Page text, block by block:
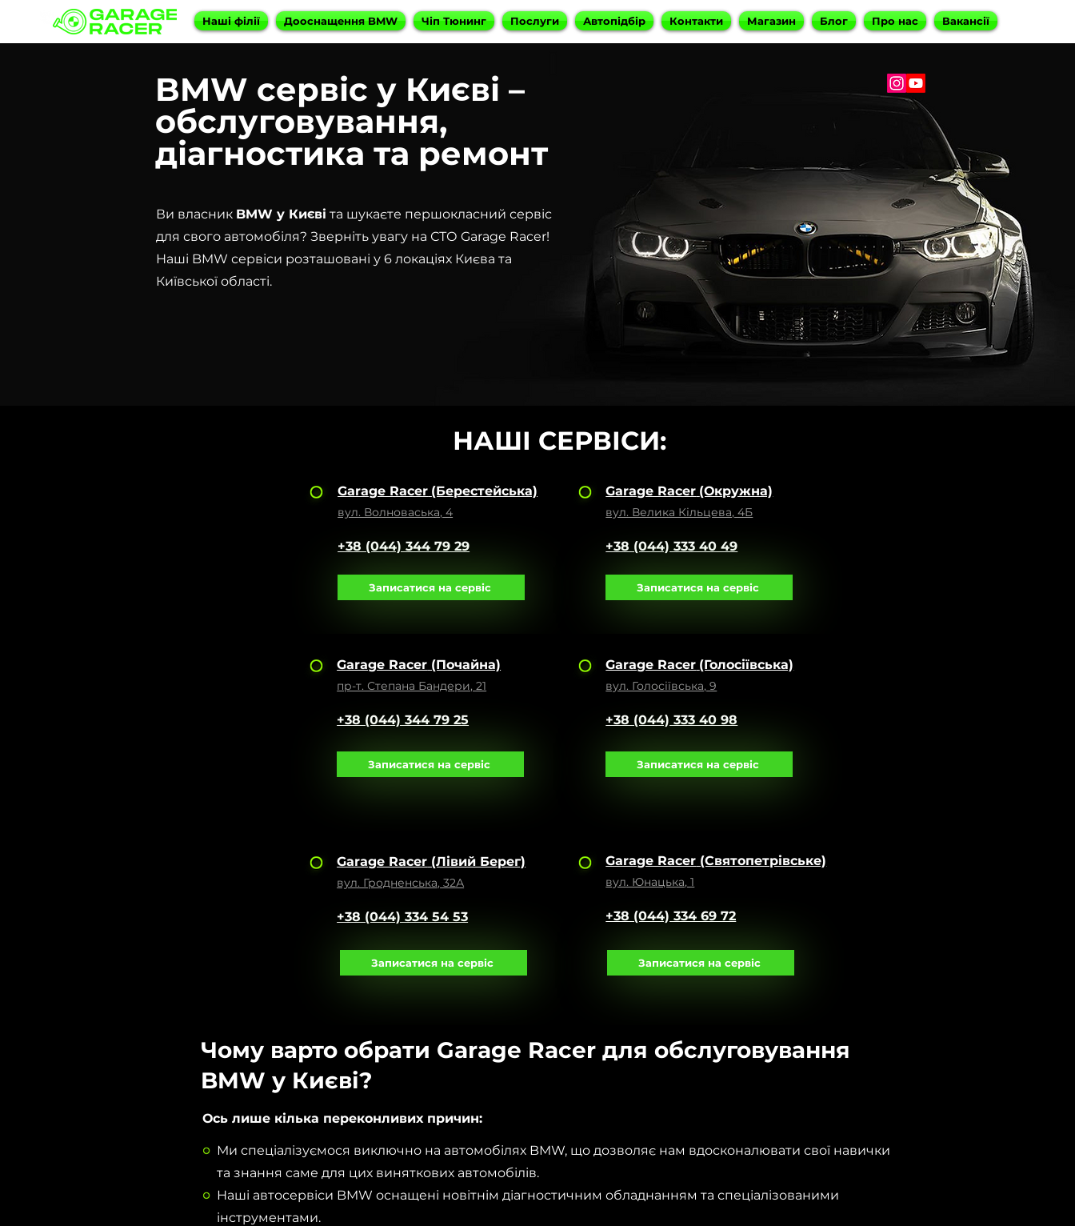
Наші філії Дооснащення BMW Чіп Тюнинг Послуги Автопідбір Контакти Магазин Блог Про нас Вакансії
BMW сервіс у Києві –
обслуговування,
діагностика та ремонт
Ви власник BMW у Києві та шукаєте першокласний сервіс
для свого автомобіля? Зверніть увагу на СТО Garage Racer!
Наші BMW сервіси розташовані у 6 локаціях Києва та
Київської області.
НАШІ СЕРВІСИ:
Garage Racer (Берестейська)
вул. Волноваська, 4
+38 (044) 344 79 29
Записатися на сервіс
Garage Racer (Окружна)
вул. Велика Кільцева, 4Б
+38 (044) 333 40 49
Записатися на сервіс
Garage Racer (Почайна)
пр-т. Степана Бандери, 21
+38 (044) 344 79 25
Записатися на сервіс
Garage Racer (Голосіївська)
вул. Голосіївська, 9
+38 (044) 333 40 98
Записатися на сервіс
Garage Racer (Лівий Берег)
вул. Гродненська, 32А
+38 (044) 334 54 53
Записатися на сервіс
Garage Racer (Святопетрівське)
вул. Юнацька, 1
+38 (044) 334 69 72
Записатися на сервіс
Чому варто обрати Garage Racer для обслуговування
BMW у Києві?
Ось лише кілька переконливих причин:
Ми спеціалізуємося виключно на автомобілях BMW, що дозволяє нам вдосконалювати свої навички
та знання саме для цих виняткових автомобілів.
Наші автосервіси BMW оснащені новітнім діагностичним обладнанням та спеціалізованими
інструментами.